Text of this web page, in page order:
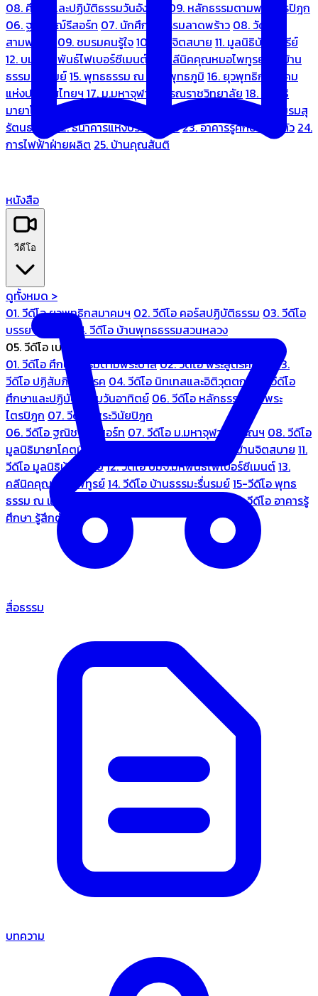
08. ศึกษาและปฏิบัติธรรมวันอังคาร
09. หลักธรรมตามพระไตรปิฎก
06. ฐณิชาฌ์รีสอร์ท 07. นักศึกษาธรรมลาดพร้าว 08. วัด
สามพระยา
09. ชมรมคนรู้ใจ10. บ้านจิตสบาย 11. มูลนิธิบ้านอารีย์
12. บมจ.มหพันธ์ไฟเบอร์ซีเมนต์
13. คลีนิคคุณหมอไพทูรย์
14. บ้าน
ธรรมะรื่นรมย์15. พุทธธรรม ณ แดนพุทธภูมิ 16. ยุวพุทธิกสมาคม
แห่งประเทศไทยฯ 17. ม.มหาจุฬาลงกรณราชวิทยาลัย 18. มูลนิธิ
มายาโคตมี
19. ariya wellness center
21. ชมรมสุ
รัตนธรรม
22. ธนาคารแห่งประเทศไทย23. อาคารรู้ศึกษารู้สึกตัว 24.
การไฟฟ้าฝ่ายผลิต 25. บ้านคุณสันติ
หนังสือ
วีดีโอ
ดูทั้งหมด >
01. วีดีโอ ยุวพุทธิกสมาคมฯ 02. วีดีโอ คอร์สปฏิบัติธรรม 03. วีดีโอ
บรรยายทั่วไป
04. วีดีโอ บ้านพุทธธรรมสวนหลวง
05. วีดีโอ เบนซ์ทองหล่อ
01. วีดีโอ ศึกษาธรรมตามพระบาลี02. วีดีโอ พระสูตรศึกษา
03.
วีดีโอ ปฏิสัมภิทามรรค 04. วีดีโอ นิทเทสและอิติวุตตกะ
05. วีดีโอ
ศึกษาและปฏิบัติธรรมวันอาทิตย์ 06. วีดีโอ หลักธรรมตามพระ
ไตรปิฎก 07. วีดีโอ พระวินัยปิฎก
06. วีดีโอ ฐณิชาฌ์รีสอร์ท 07. วีดีโอ ม.มหาจุฬาลงกรณฯ 08. วีดีโอ
มูลนิธิมายาโคตมี
10. วีดีโอ บ้านจิตสบาย 11.
วีดีโอ มูลนิธิบ้านอารีย์12. วีดีโอ บมจ.มหพันธ์ไฟเบอร์ซีเมนต์13.
คลีนิคคุณหมอไพทูรย์14. วีดีโอ บ้านธรรมะรื่นรมย์15-วีดีโอ พุทธ
ธรรม ณ แดนพุทธภูมิ
19. วีดีโอ อาคารรู้
ศึกษา รู้สึกตัว
สื่อธรรม
บทความ